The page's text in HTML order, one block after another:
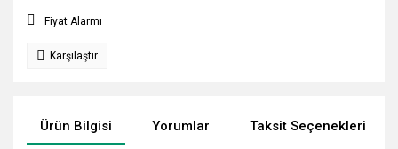
Fiyat Alarmı
Karşılaştır
Ürün Bilgisi Yorumlar Taksit Seçenekleri